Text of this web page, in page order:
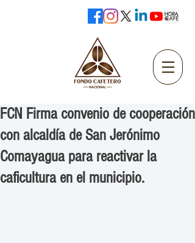
FCN Firma convenio de cooperación
con alcaldía de San Jerónimo
Comayagua para reactivar la
caficultura en el municipio.